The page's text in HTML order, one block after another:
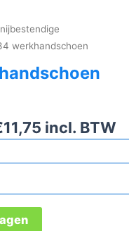
werkhandschoen
11,75 incl. BTW